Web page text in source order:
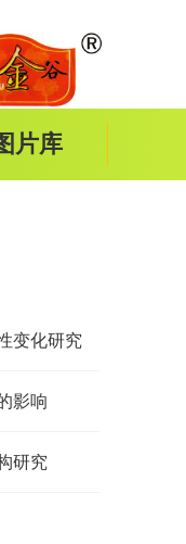
片库
变化研究
影响
研究